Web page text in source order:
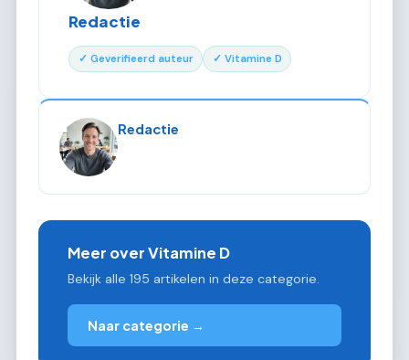
Redactie
✓ Geverifieerd auteur ✓ Vitamine D
Redactie
Meer over Vitamine D
Bekijk alle 195 artikelen in deze categorie.
Naar categorie →